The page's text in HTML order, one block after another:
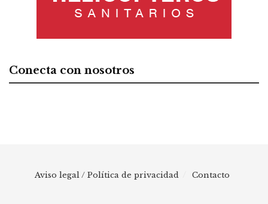
Conecta con nosotros
Aviso legal / Política de privacidad Contacto